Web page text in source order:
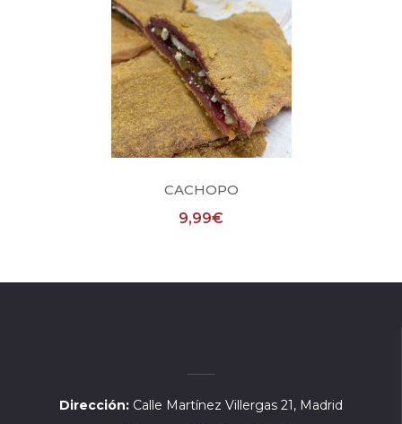
CACHOPO
9,99€
Dirección: Calle Martínez Villergas 21, Madrid